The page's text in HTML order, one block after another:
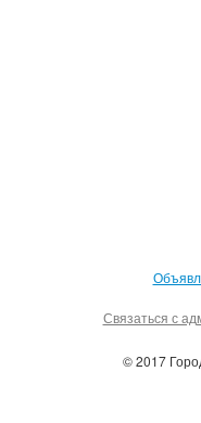
Связаться с
© 2017